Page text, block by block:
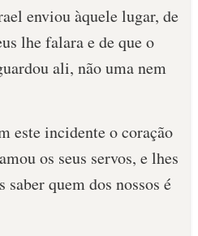
enviou àquele lugar, de
lhe falara e de que o
ali, não uma nem
este incidente o coração
os seus servos, e lhes
quem dos nossos é